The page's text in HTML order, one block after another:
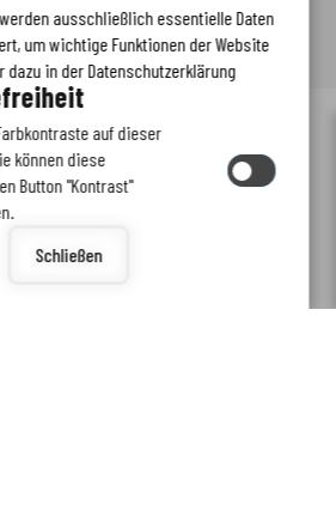
Kontaktformular -
Barrierefreiheit
cm citymedia GmbH
Stand
Ihnen Benachrichtigungen senden
ausschließlich essentielle Daten
um wichtige Funktionen der Website
dazu in der Datenschutzerklärung
auf dieser
können diese
Button "Kontrast"
Schließen